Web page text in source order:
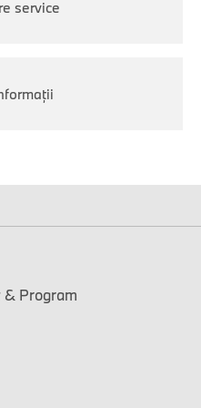
service
& Program